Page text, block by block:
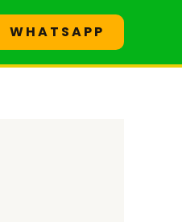
WHATSAPP